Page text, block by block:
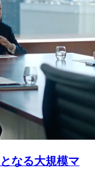
なる大規模マ